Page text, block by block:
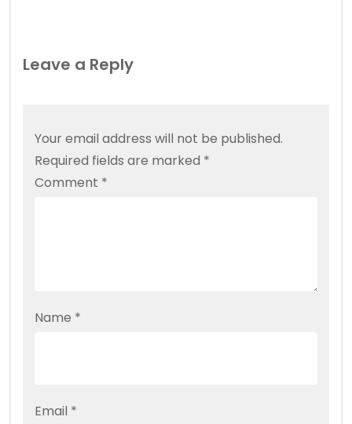
Leave a Reply
Your email address will not be published.
Required fields are marked *
Comment *
Name *
Email *